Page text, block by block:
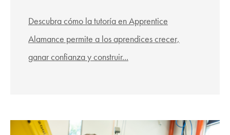
Descubra cómo la tutoría en Apprentice
Alamance permite a los aprendices crecer,
ganar confianza y construir...